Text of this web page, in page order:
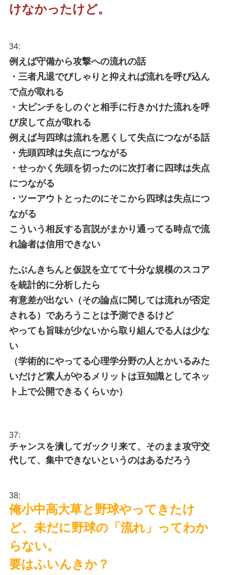
けなかったけど。
34:
例えば守備から攻撃への流れの話
・三者凡退でぴしゃりと抑えれば流れを呼び込ん
で点が取れる
・大ピンチをしのぐと相手に行きかけた流れを呼
び戻して点が取れる
例えば与四球は流れを悪くして失点につながる話
・先頭四球は失点につながる
・せっかく先頭を切ったのに次打者に四球は失点
につながる
・ツーアウトとったのにそこから四球は失点につ
ながる
こういう相反する言説がまかり通ってる時点で流
れ論者は信用できない
たぶんきちんと仮説を立てて十分な規模のスコア
を統計的に分析したら
有意差が出ない（その論点に関しては流れが否定
される）であろうことは予測できるけど
やっても旨味が少ないから取り組んでる人は少な
い
（学術的にやってる心理学分野の人とかいるみた
いだけど素人がやるメリットは豆知識としてネッ
ト上で公開できるくらいか）
37:
チャンスを潰してガックリ来て、そのまま攻守交
代して、集中できないというのはあるだろう
38:
俺小中高大草と野球やってきたけ
ど、未だに野球の「流れ」ってわか
らない。
要はふいんきか？